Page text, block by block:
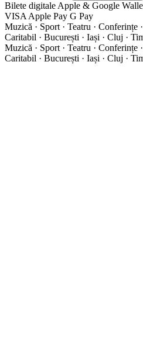
Bilete digitale Apple & Google
VISA Apple Pay G Pay
Muzică · Sport · Teatru · Conferințe
Caritabil · București · Iași · Cluj ·
Muzică · Sport · Teatru · Conferințe
Caritabil · București · Iași · Cluj ·